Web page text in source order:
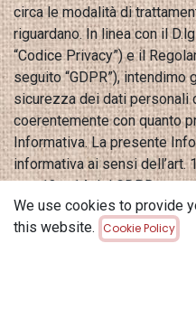
circa le modalità di
riguardano. In linea con il
“Codice Privacy”) e il
seguito “GDPR”), intendimo
sicurezza dei dati personali
coerentemente con quanto
Informativa. La presente
informativa ai sensi dell’art.
artt. 13 e 14 del GDPR.
Tipologia di
interattivo. Durante la
We use cookies to provide
this website. Cookie Policy